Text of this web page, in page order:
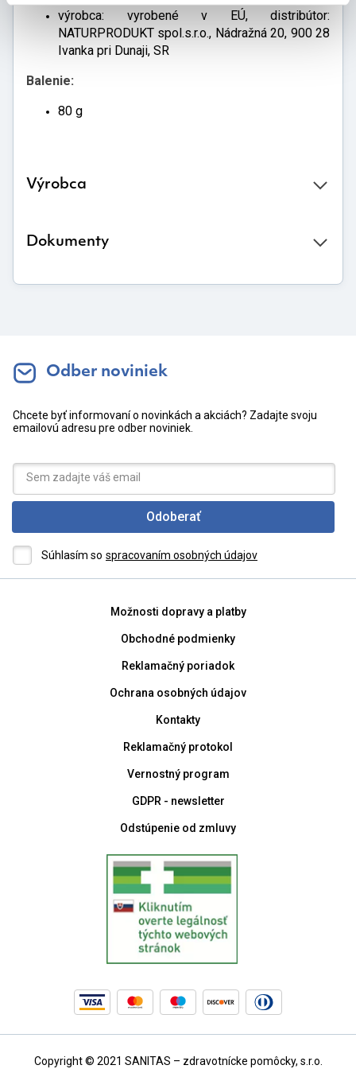
výrobca: vyrobené v EÚ, distribútor:
NATURPRODUKT spol.s.r.o., Nádražná 20, 900 28
Ivanka pri Dunaji, SR
Balenie:
80 g
Výrobca
Dokumenty
Odber noviniek
Chcete byť informovaní o novinkách a akciách? Zadajte svoju
emailovú adresu pre odber noviniek.
Odoberať
Súhlasím so spracovaním osobných údajov
Možnosti dopravy a platby
Obchodné podmienky
Reklamačný poriadok
Ochrana osobných údajov
Kontakty
Reklamačný protokol
Vernostný program
GDPR - newsletter
Odstúpenie od zmluvy
Copyright © 2021 SANITAS – zdravotnícke pomôcky, s.r.o.